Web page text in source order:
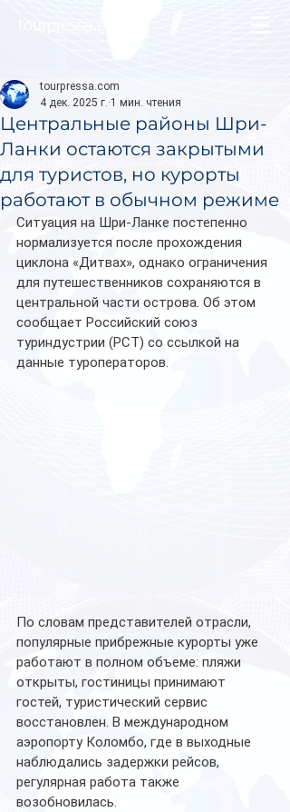
Центральные районы Шри-
Ланки остаются закрытыми
для туристов, но курорты
работают в обычном режиме
tourpressa.com
4 дек. 2025 г. 1 мин. чтения
Ситуация на Шри-Ланке постепенно
нормализуется после прохождения
циклона «Дитвах», однако ограничения
для путешественников сохраняются в
центральной части острова. Об этом
сообщает Российский союз
туриндустрии (РСТ) со ссылкой на
данные туроператоров.
По словам представителей отрасли,
популярные прибрежные курорты уже
работают в полном объеме: пляжи
открыты, гостиницы принимают
гостей, туристический сервис
восстановлен. В международном
аэропорту Коломбо, где в выходные
наблюдались задержки рейсов,
регулярная работа также
возобновилась.